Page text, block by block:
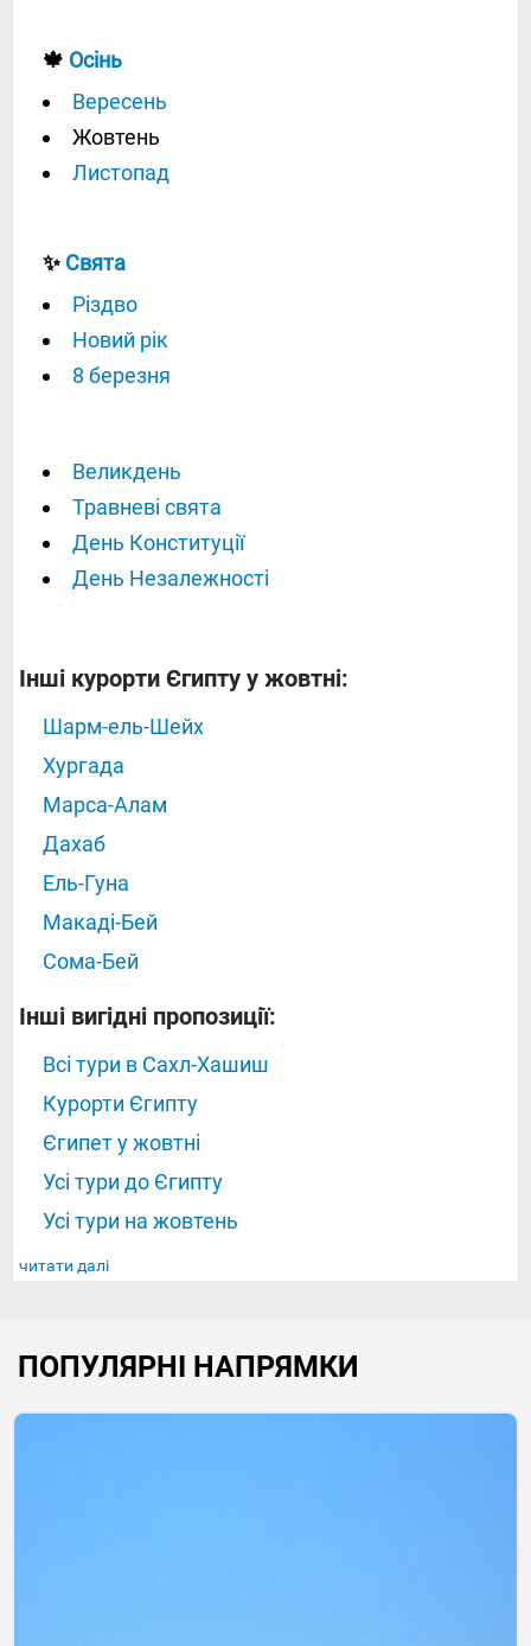
🍁 Осінь
Вересень
Жовтень
Листопад
✨Свята
Різдво
Новий рік
8 березня
Великдень
Травневі свята
День Конституції
День Незалежності
Інші курорти Єгипту у жовтні:
Шарм-ель-Шейх
Хургада
Марса-Алам
Дахаб
Ель-Гуна
Макаді-Бей
Сома-Бей
Інші вигідні пропозиції:
Всі тури в Сахл-Хашиш
Курорти Єгипту
Єгипет у жовтні
Усі тури до Єгипту
Усі тури на жовтень
читати далі
ПОПУЛЯРНІ НАПРЯМКИ